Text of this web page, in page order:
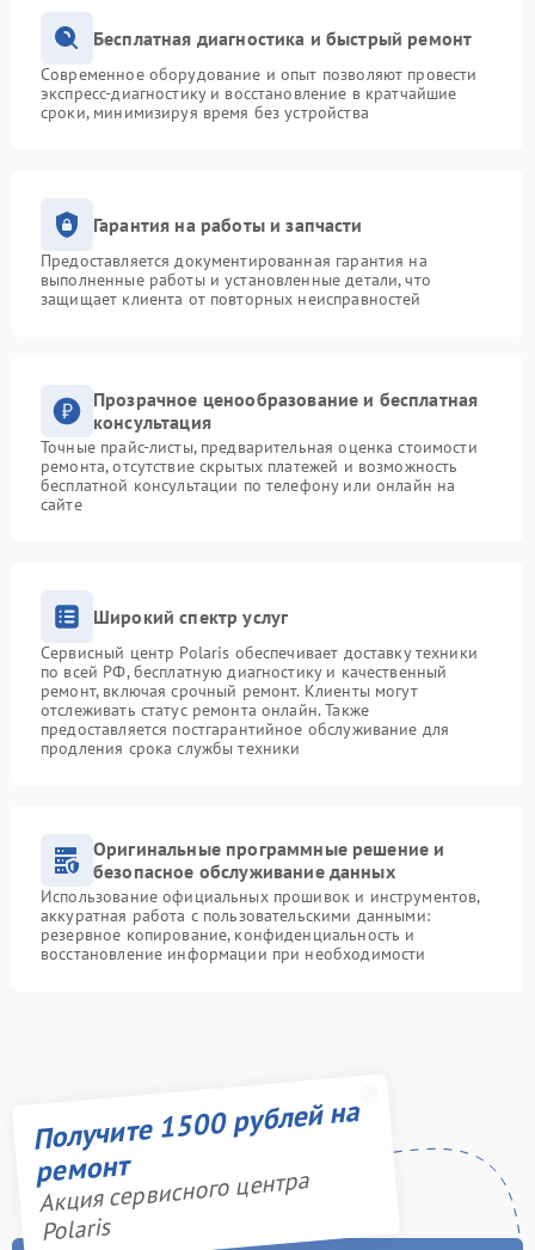
Бесплатная диагностика и быстрый ремонт
Современное оборудование и опыт позволяют провести
экспресс-диагностику и восстановление в кратчайшие
сроки, минимизируя время без устройства
Гарантия на работы и запчасти
Предоставляется документированная гарантия на
выполненные работы и установленные детали, что
защищает клиента от повторных неисправностей
Прозрачное ценообразование и бесплатная
консультация
Точные прайс-листы, предварительная оценка стоимости
ремонта, отсутствие скрытых платежей и возможность
бесплатной консультации по телефону или онлайн на
сайте
Широкий спектр услуг
Сервисный центр Polaris обеспечивает доставку техники
по всей РФ, бесплатную диагностику и качественный
ремонт, включая срочный ремонт. Клиенты могут
отслеживать статус ремонта онлайн. Также
предоставляется постгарантийное обслуживание для
продления срока службы техники
Оригинальные программные решение и
безопасное обслуживание данных
Использование официальных прошивок и инструментов,
аккуратная работа с пользовательскими данными:
резервное копирование, конфиденциальность и
восстановление информации при необходимости
Получите 1500 рублей на
ремонт
Акция сервисного центра
Polaris